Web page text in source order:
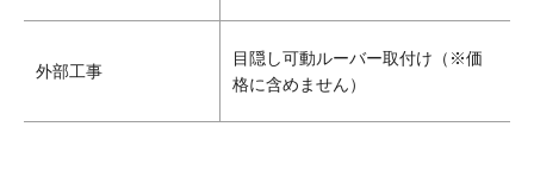
外部工事
目隠し可動ルーバー取付け（※価
格に含めません）